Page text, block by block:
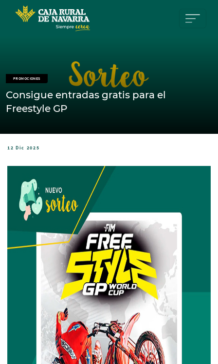
PROMOCIONES
Consigue entradas gratis para el
Freestyle GP
12 Dic 2025